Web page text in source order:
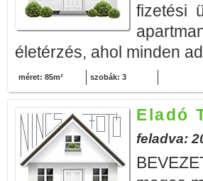
fizetési
életérzés, ahol minden
méret: 85m² szobák: 3
Eladó
feladva: